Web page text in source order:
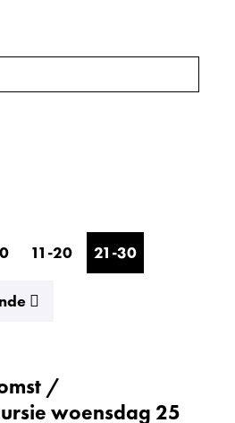
11-20 21-30
resultaten
/
woensdag 25